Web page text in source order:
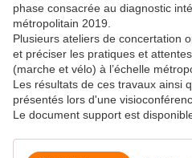
phase consacrée au diagnostic
métropolitain 2019.
Plusieurs ateliers de concertation
et préciser les pratiques et
(marche et vélo) à l’échelle
Les résultats de ces travaux ainsi
présentés lors d'une
Le document support est